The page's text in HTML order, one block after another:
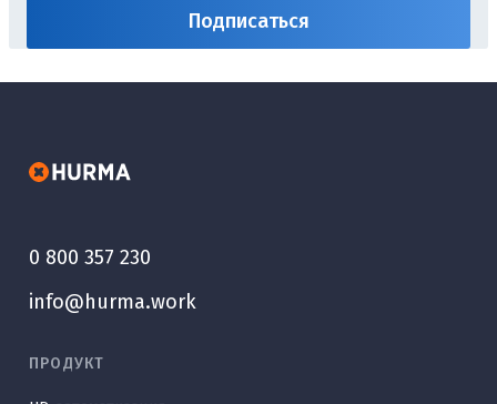
0 800 357 230
info@hurma.work
ПРОДУКТ